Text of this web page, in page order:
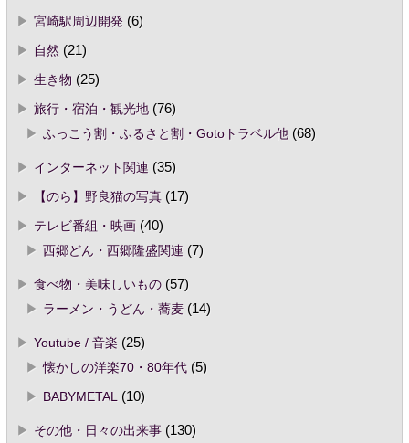
宮崎駅周辺開発(6)
自然 (21)
生き物 (25)
旅行・宿泊・観光地(76)
ふっこう割・ふるさと割・Gotoトラベル他(68)
インターネット関連 (35)
【のら】野良猫の写真(17)
テレビ番組・映画(40)
西郷どん・西郷隆盛関連 (7)
食べ物・美味しいもの(57)
ラーメン・うどん・蕎麦(14)
Youtube / 音楽 (25)
懐かしの洋楽70・80年代(5)
BABYMETAL
(10)
その他・日々の出来事(130)